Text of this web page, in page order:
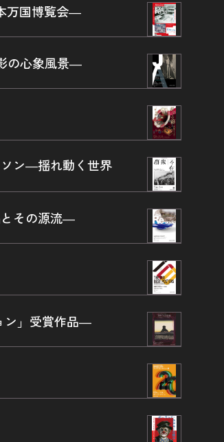
万国博覧会―
の心象風景―
ン―揺れ動く世界
その源流―
ン」受賞作品―